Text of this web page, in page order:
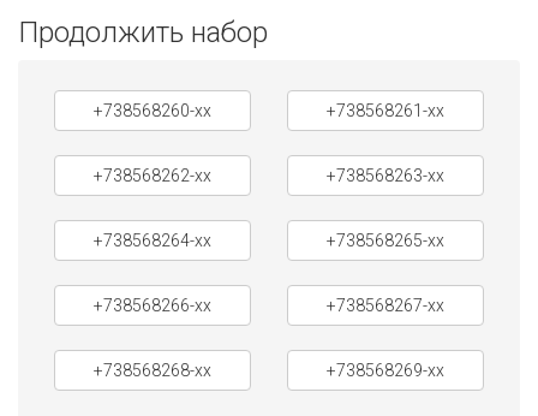
Продолжить набор
+738568260-xx +738568261-xx
+738568262-xx +738568263-xx
+738568264-xx +738568265-xx
+738568266-xx +738568267-xx
+738568268-xx +738568269-xx